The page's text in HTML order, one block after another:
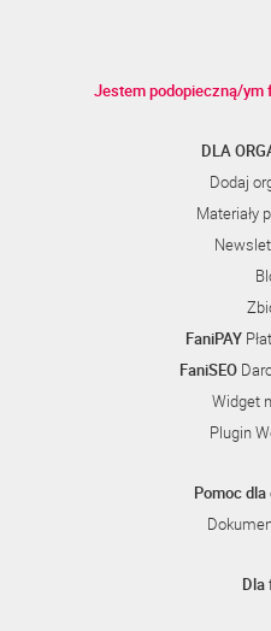
Jestem podopieczną/
DLA
Dodaj
Materiały
FaniPAY
FaniSEO
Widget
Plugin
Pomoc
Dla